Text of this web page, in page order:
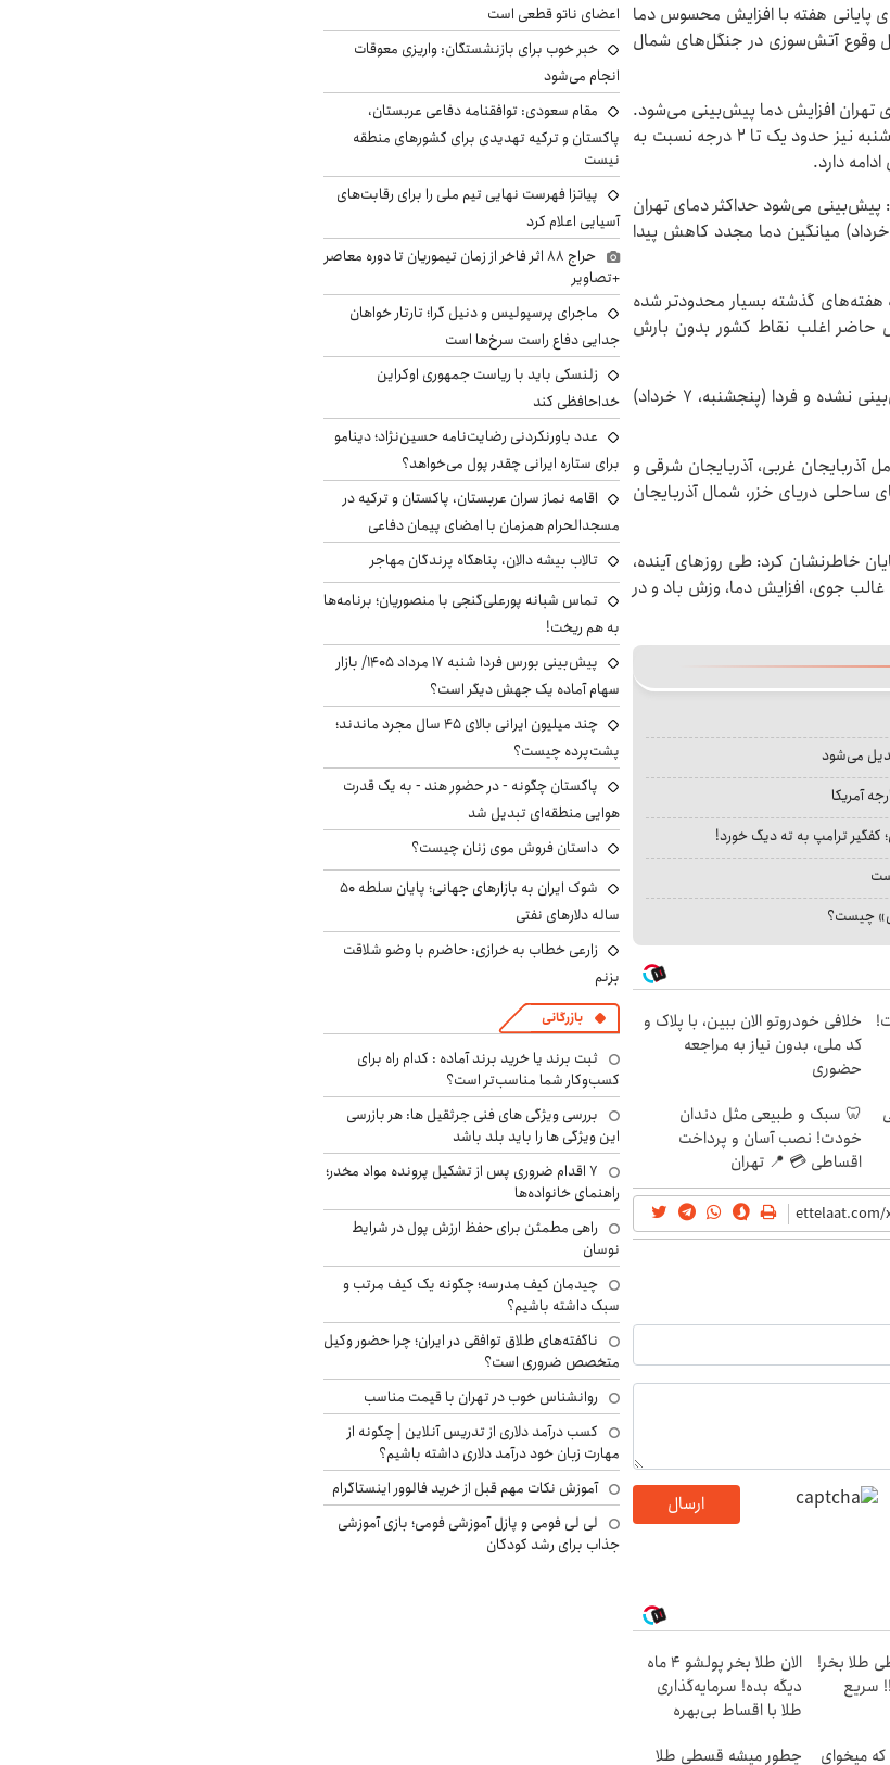
پایانی هفته با افزایش محسوس دما
وقوع آتش‌سوزی در جنگل‌های شمال
تهران افزایش دما پیش‌بینی می‌شود.
روز چهارشنبه بین یک تا ۲ درجه افزایش دما خواهیم داشت، روز پنجشنبه نیز حدود یک تا ۲ درجه نسبت به
دارد.
می‌شود حداکثر دمای تهران
در روز جمعه به حدود ۳۶ درجه سانتی‌گراد برسد، اما از روز شنبه (۹ خرداد) میانگین دما مجدد کاهش پیدا
هفته‌های گذشته بسیار محدودتر شده
اغلب نقاط کشور بدون بارش
ضیائیان افزود: امروز تقریباً در هیچ‌یک از مناطق کشور بارندگی پیش‌بینی نشده و فردا (پنجشنبه، ۷ خرداد)
غربی، آذربایجان شرقی و
ساحلی دریای خزر، شمال آذربایجان
خاطرنشان کرد: طی روزهای آینده،
جوی، افزایش دما، وزش باد و در
می‌شود
آمریکا
کفگیر ترامپ به ته دیگ خورد!
چیست؟
خلافی خودروتو الان ببین، با پلاک و
کد ملی، بدون نیاز به مراجعه
حضوری
🦷 سبک و طبیعی مثل دندان
خودت! نصب آسان و پرداخت
اقساطی 💳 📍 تهران
ارسال
طلا بخر!
سریع
الان طلا بخر پولشو 4 ماه
دیگه بده! سرمایه‌گذاری
طلا با اقساط بی‌بهره
که میخوای چطور میشه قسطی طلا
اعضای ناتو قطعی است
خبر خوب برای بازنشستگان: واریزی معوقات
انجام می‌شود
مقام سعودی: توافقنامه دفاعی عربستان،
پاکستان و ترکیه تهدیدی برای کشورهای منطقه
نیست
پیاتزا فهرست نهایی تیم ملی را برای رقابت‌های
آسیایی اعلام کرد
حراج ۸۸ اثر فاخر از زمان تیموریان تا دوره معاصر
+تصاویر
ماجرای پرسپولیس و دنیل گرا؛ تارتار خواهان
جدایی دفاع راست سرخ‌ها است
زلنسکی باید با ریاست جمهوری اوکراین
خداحافظی کند
عدد باورنکردنی رضایت‌نامه حسین‌نژاد؛ دینامو
برای ستاره ایرانی چقدر پول می‌خواهد؟
اقامه نماز سران عربستان، پاکستان و ترکیه در
مسجدالحرام همزمان با امضای پیمان دفاعی
تالاب بیشه دالان، پناهگاه پرندگان مهاجر
تماس شبانه پورعلی‌گنجی با منصوریان؛ برنامه‌ها
به هم ریخت!
پیش‌بینی بورس فردا شنبه ۱۷ مرداد ۱۴۰۵/ بازار
سهام آماده یک جهش دیگر است؟
چند میلیون ایرانی بالای ۴۵ سال مجرد ماندند؛
پشت‌پرده چیست؟
پاکستان چگونه - در حضور هند - به یک قدرت
هوایی منطقه‌ای تبدیل شد
داستان فروش موی زنان چیست؟
شوک ایران به بازارهای جهانی؛ پایان سلطه ۵۰
ساله دلارهای نفتی
زارعی خطاب به خرازی: حاضرم با وضو شلاقت
بزنم
بازرگانی
ثبت برند یا خرید برند آماده : کدام راه برای
کسب‌وکار شما مناسب‌تر است؟
بررسی ویژگی های فنی جرثقیل ها: هر بازرسی
این ویژگی ها را باید بلد باشد
۷ اقدام ضروری پس از تشکیل پرونده مواد مخدر؛
راهنمای خانواده‌ها
راهی مطمئن برای حفظ ارزش پول در شرایط
نوسان
چیدمان کیف مدرسه؛ چگونه یک کیف مرتب و
سبک داشته باشیم؟
ناگفته‌های طلاق توافقی در ایران؛ چرا حضور وکیل
متخصص ضروری است؟
روانشناس خوب در تهران با قیمت مناسب
کسب درآمد دلاری از تدریس آنلاین | چگونه از
مهارت زبان خود درآمد دلاری داشته باشیم؟
آموزش نکات مهم قبل از خرید فالوور اینستاگرام
لی لی فومی و پازل آموزشی فومی؛ بازی آموزشی
جذاب برای رشد کودکان